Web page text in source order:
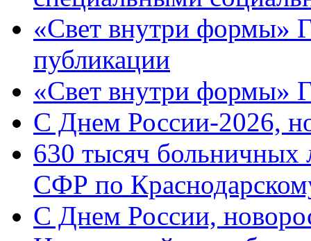
«Свет внутри формы»
публикации
«Свет внутри формы»
C Днем России-2026,
630 тысяч больничных
СФР по
C Днем России,